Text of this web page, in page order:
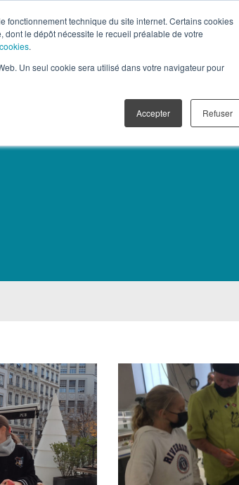
fonctionnement technique du site internet. Certains cookies
dont le dépôt nécessite le recueil préalable de votre
.
Un seul cookie sera utilisé dans votre navigateur pour
Accepter Refuser
SOLUTIONS DIGITALES